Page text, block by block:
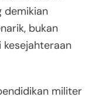
demikian
bukan
militer